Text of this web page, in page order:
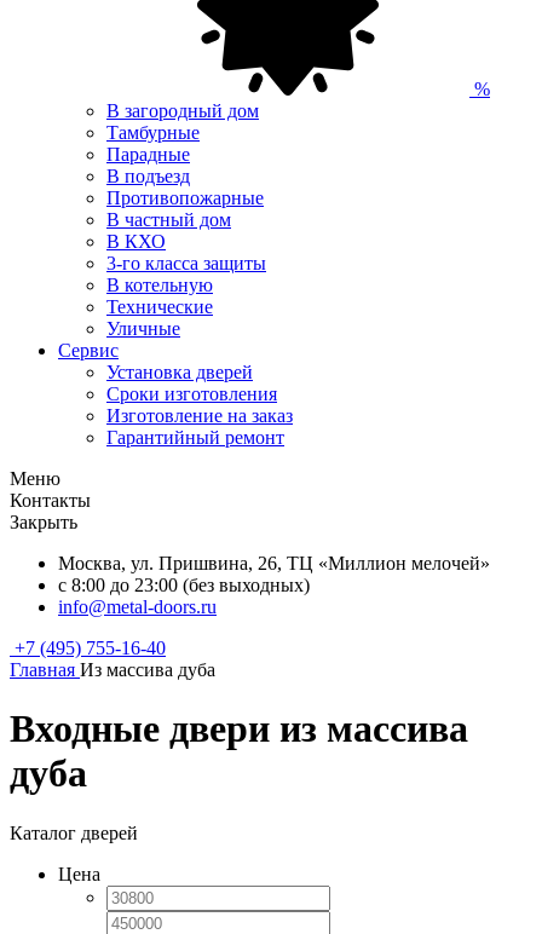
%
В загородный дом
Тамбурные
Парадные
В подъезд
Противопожарные
В частный дом
В КХО
3-го класса защиты
В котельную
Технические
Уличные
Сервис
Установка дверей
Сроки изготовления
Изготовление на заказ
Гарантийный ремонт
Меню
Контакты
Закрыть
Москва, ул. Пришвина, 26, ТЦ «Миллион мелочей»
с 8:00 до 23:00 (без выходных)
info@metal-doors.ru
+7 (495) 755-16-40
Главная Из массива дуба
Входные двери из массива
дуба
Каталог дверей
Цена